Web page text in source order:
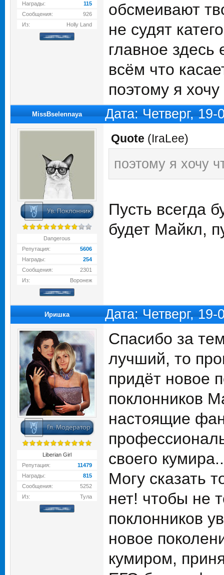
Награды:
115
Сообщения:
926
Из:
Holly Land
обсмеивают
не судят
главное
всём что
поэтому я
MissBselennaya Дата: Четверг,
Dangerous
Репутация:
5606
Награды:
254
Сообщения:
2301
Из:
Воронеж
Quote (IraLee)
поэтому я хочу
Пусть всегда
будет Майкл,
Иришка Дата: Четверг,
Liberian Girl
Репутация:
11479
Награды:
815
Сообщения:
5252
Из:
Тула
Спасибо за
лучший, то
придёт новое
поклонников
настоящие
своего
Могу сказать
нет! чтобы не
поклонников
новое
кумиром,